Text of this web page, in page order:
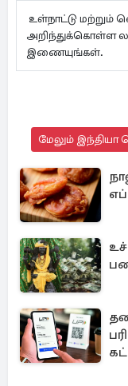
உள்நாட்டு மற்றும்
அறிந்துக்கொள்ள
இணையுங்கள்.
மேலும் இந்தியா